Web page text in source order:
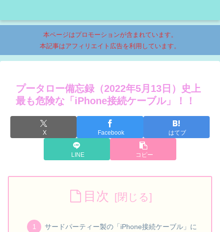
本ページはプロモーションが含まれています。
本記事はアフィリエイト広告を利用しています。
プータロー備忘録（2022年5月13日）史上
最も危険な「iPhone接続ケーブル」！！
X Facebook はてブ
LINE コピー
目次
サードパーティー製の「iPhone接続ケーブル」に